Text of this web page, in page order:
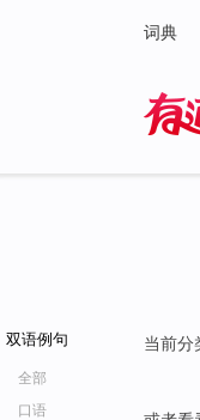
词典
双语例句
全部
口语
当前分